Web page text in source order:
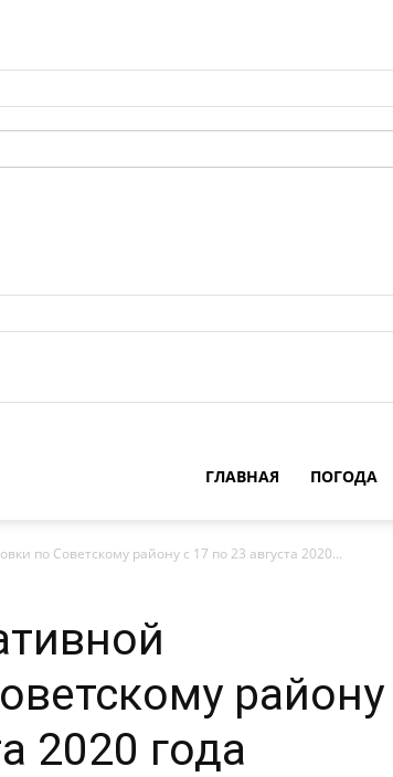
ГЛАВНАЯ ПОГОДА
по Советскому району с 17 по 23 августа 2020...
району
2020 года